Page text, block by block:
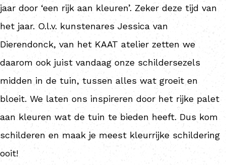
jaar door ‘een rijk aan kleuren’. Zeker deze tijd van
het jaar. O.l.v. kunstenares Jessica van
Dierendonck, van het KAAT atelier zetten we
daarom ook juist vandaag onze schildersezels
midden in de tuin, tussen alles wat groeit en
bloeit. We laten ons inspireren door het rijke palet
aan kleuren wat de tuin te bieden heeft. Dus kom
schilderen en maak je meest kleurrijke schildering
ooit!